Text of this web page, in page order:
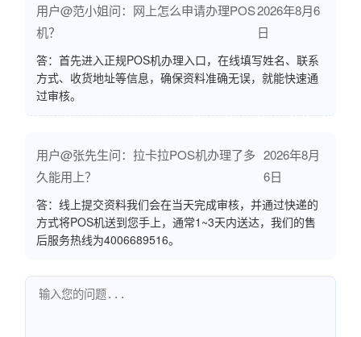
用户@范小姐问：网上怎么申请办理POS
机？
2026年8月6
日
答：首先进入正规POS机办理入口，在线填写姓名、联系
方式、收货地址等信息，确保资料准确无误，就能快速通
过审核。
用户@张先生问：拉卡拉POS机办理了多
久能用上？
2026年8月
6日
答：线上提交资料我们会在当天完成审核，并通过快递的
方式将POS机送到您手上，通常1~3天内送达，我们的售
后服务热线为4006689516。